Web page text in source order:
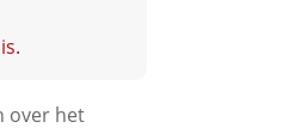
over het